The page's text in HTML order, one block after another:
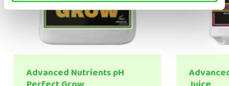
Advanced Nutrients pH